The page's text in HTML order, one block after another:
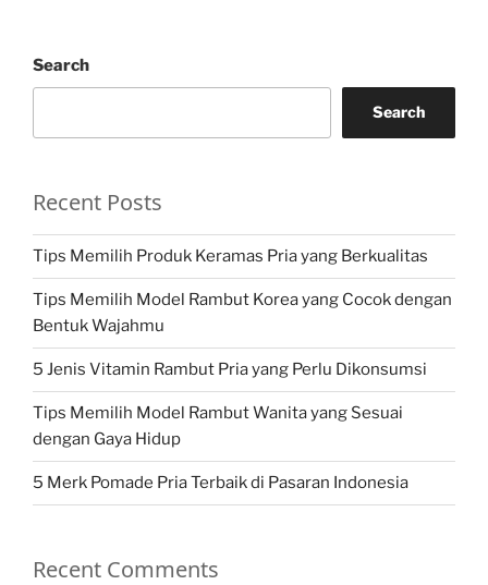
Search
Search
Recent Posts
Tips Memilih Produk Keramas Pria yang Berkualitas
Tips Memilih Model Rambut Korea yang Cocok dengan
Bentuk Wajahmu
5 Jenis Vitamin Rambut Pria yang Perlu Dikonsumsi
Tips Memilih Model Rambut Wanita yang Sesuai
dengan Gaya Hidup
5 Merk Pomade Pria Terbaik di Pasaran Indonesia
Recent Comments